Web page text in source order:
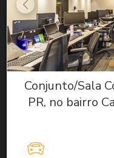
Conjunto/Sala
PR, no bairro